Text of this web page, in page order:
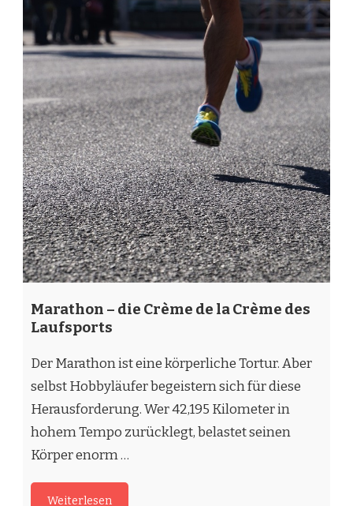
Marathon – die Crème de la Crème des
Laufsports
Der Marathon ist eine körperliche Tortur. Aber
selbst Hobbyläufer begeistern sich für diese
Herausforderung. Wer 42,195 Kilometer in
hohem Tempo zurücklegt, belastet seinen
Körper enorm …